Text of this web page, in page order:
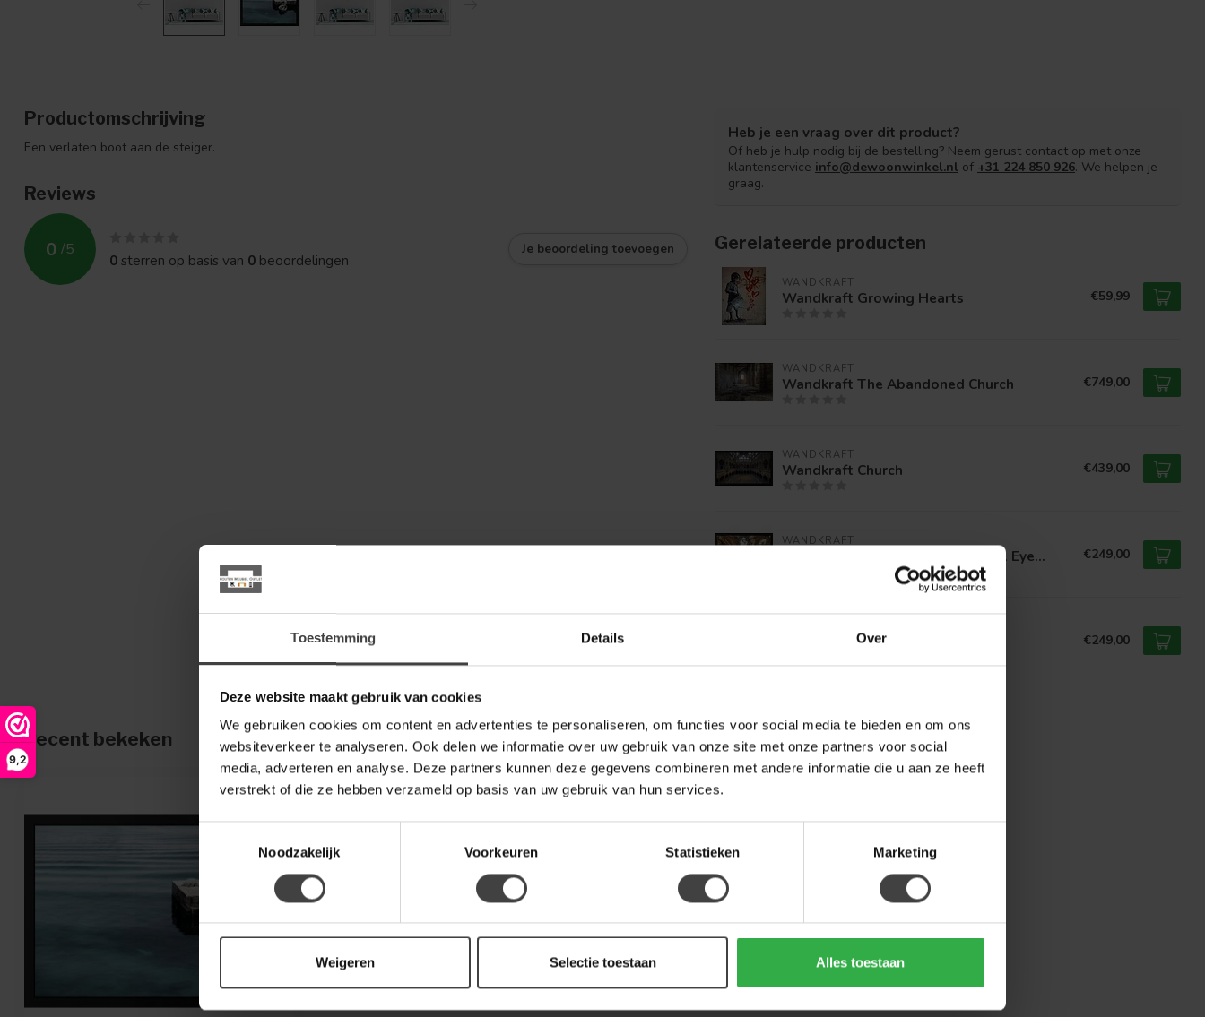
Toestemming Details Over
Deze website maakt gebruik van cookies
We gebruiken cookies om content en advertenties te personaliseren, om functies voor social media te bieden en om ons
websiteverkeer te analyseren. Ook delen we informatie over uw gebruik van onze site met onze partners voor social
media, adverteren en analyse. Deze partners kunnen deze gegevens combineren met andere informatie die u aan ze heeft
verstrekt of die ze hebben verzameld op basis van uw gebruik van hun services.
Toestemmingsselectie
Noodzakelijk
Voorkeuren Statistieken Marketing
Weigeren Selectie toestaan Alles toestaan
9,2
Productomschrijving
Een verlaten boot aan de steiger.
Reviews
0 /5
0sterren op basis van 0 beoordelingen
Je beoordeling toevoegen
Heb je een vraag over dit product?
Of heb je hulp nodig bij de bestelling? Neem gerust contact op met onze
klantenservice info@dewoonwinkel.nl of +31 224 850 926. We helpen je
graag.
Gerelateerde producten
WANDKRAFT
Wandkraft Growing Hearts €59,99
WANDKRAFT
Wandkraft The Abandoned Church €749,00
WANDKRAFT
Wandkraft Church €439,00
WANDKRAFT
Wandkraft Pale Clouded Tranquil Eye... €249,00
Wandkraft Bird Of Paradise €249,00
Recent bekeken